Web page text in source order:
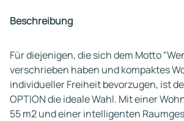
Beschreibung
Für diejenigen, die sich dem Motto
verschrieben haben und kompaktes
individueller Freiheit bevorzugen, ist
OPTION die ideale Wahl. Mit einer
55 m2 und einer intelligenten